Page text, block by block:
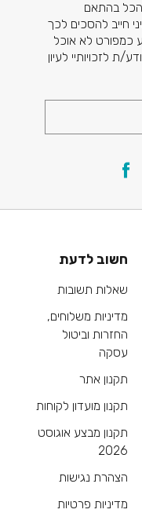
והכל בהתאם
חייב להסכים לכך
כמפורט לא אוכל
ת לזכויותיי לעיון
חשוב לדעת
שאלות תשובות
מדיניות משלוחים,
החזרות וביטול
עסקה
תקנון אתר
תקנון מועדון לקוחות
תקנון מבצע אוגוסט
2026
הצהרת נגישות
מדיניות פרטיות